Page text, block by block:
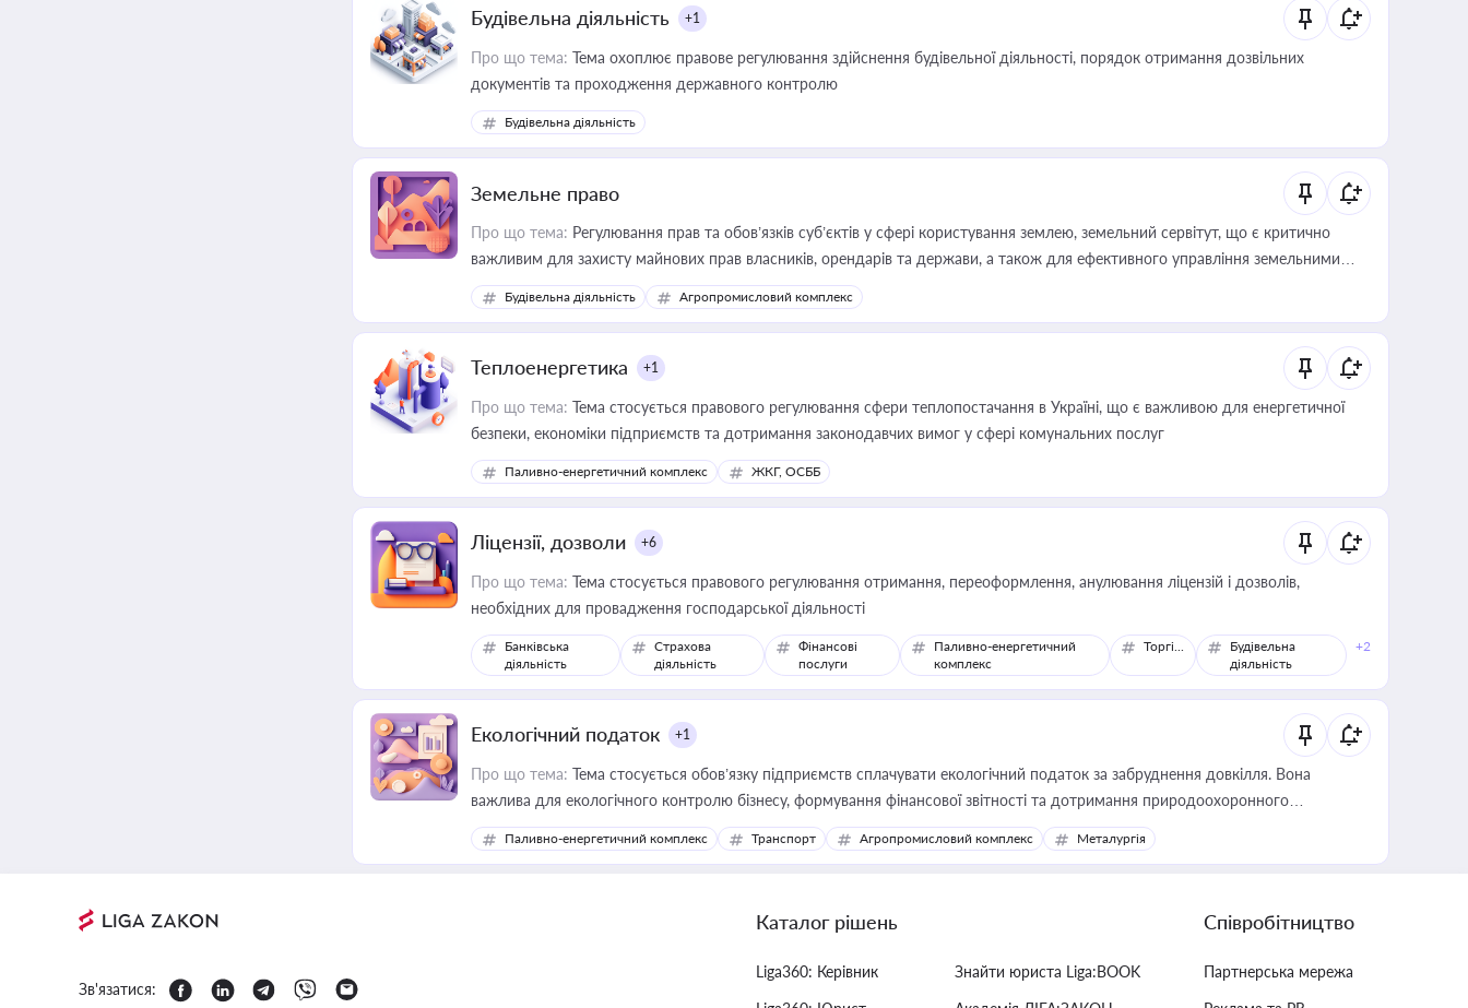
Будівельна діяльність +1
Про що тема: Тема охоплює правове регулювання здійснення будівельної діяльності, порядок отримання дозвільних
документів та проходження державного контролю
Будівельна діяльність
Земельне право
Про що тема: Регулювання прав та обов’язків суб’єктів у сфері користування землею, земельний сервітут, що є критично
важливим для захисту майнових прав власників, орендарів та держави, а також для ефективного управління земельними
ресурсами
Будівельна діяльність Агропромисловий комплекс
Теплоенергетика +1
Про що тема: Тема стосується правового регулювання сфери теплопостачання в Україні, що є важливою для енергетичної
безпеки, економіки підприємств та дотримання законодавчих вимог у сфері комунальних послуг
Паливно-енергетичний комплекс ЖКГ, ОСББ
Ліцензії, дозволи +6
Про що тема: Тема стосується правового регулювання отримання, переоформлення, анулювання ліцензій і дозволів,
необхідних для провадження господарської діяльності
Банківська
діяльність
Страхова
діяльність
Фінансові
послуги
Паливно-енергетичний
комплекс
Торгівля
Будівельна
діяльність
+2
Екологічний податок +1
Про що тема: Тема стосується обов’язку підприємств сплачувати екологічний податок за забруднення довкілля. Вона
важлива для екологічного контролю бізнесу, формування фінансової звітності та дотримання природоохоронного
законодавства
Паливно-енергетичний комплекс Транспорт Агропромисловий комплекс Металургія
Зв'язатися:
Каталог рішень
Liga360: Керівник
Знайти юриста Liga:BOOK
Співробітництво
Партнерська мережа